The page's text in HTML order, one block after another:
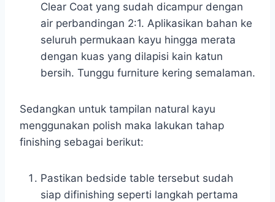
Clear Coat yang sudah dicampur dengan
air perbandingan 2:1. Aplikasikan bahan ke
seluruh permukaan kayu hingga merata
dengan kuas yang dilapisi kain katun
bersih. Tunggu furniture kering semalaman.
Sedangkan untuk tampilan natural kayu
menggunakan polish maka lakukan tahap
finishing sebagai berikut:
Pastikan bedside table tersebut sudah
siap difinishing seperti langkah pertama